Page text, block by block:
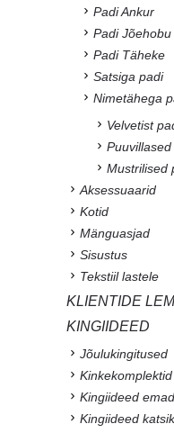
Padi Ankur
Padi Jõehobu
Padi Täheke
Satsiga padi
Nimetähega
Velvetist
Mustrilised
Aksessuaarid
Kotid
Mänguasjad
Sisustus
Tekstiil lastele
KLIENTIDE
KINGIIDEED
Jõulukingitused
Kinkekomplektid
Kingiideed
Kingiideed